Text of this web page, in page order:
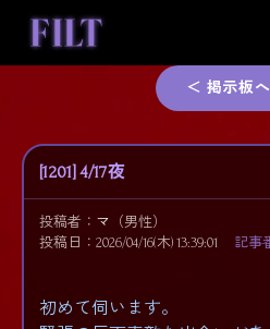
content
＜ 掲示板
[1201] 4/17夜
投稿者： マ
（男性）
投稿日：2026/04/16(木) 13:39:01
記事
初めて伺います。